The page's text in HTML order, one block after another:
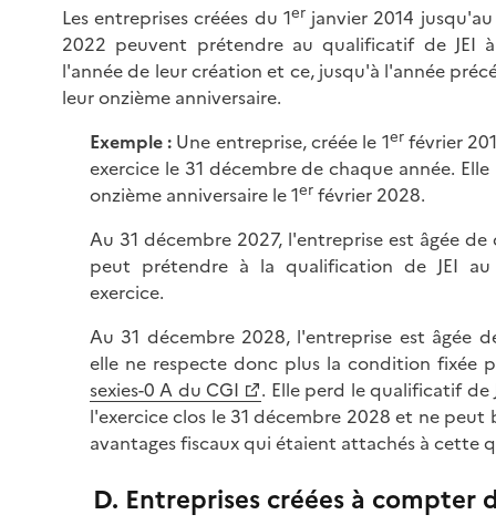
Les entreprises créées du 1er janvier 2014
2022 peuvent prétendre au qualificatif de JEI
l'année de leur création et ce, jusqu'à l'année
leur onzième anniversaire.
Exemple : Une entreprise, créée le 1erfévrier
exercice le 31 décembre de chaque année.
onzième anniversaire le 1er février 2028.
Au 31 décembre 2027, l'entreprise est âgée de
peut prétendre à la qualification de JEI
exercice.
Au 31 décembre 2028, l'entreprise est âgée
elle ne respecte donc plus la condition fixée
sexies-0 A du CGI
. Elle perd le qualificatif de
l'exercice clos le 31 décembre 2028 et ne peut
avantages fiscaux qui étaient attachés à cette
D. Entreprises créées à compter